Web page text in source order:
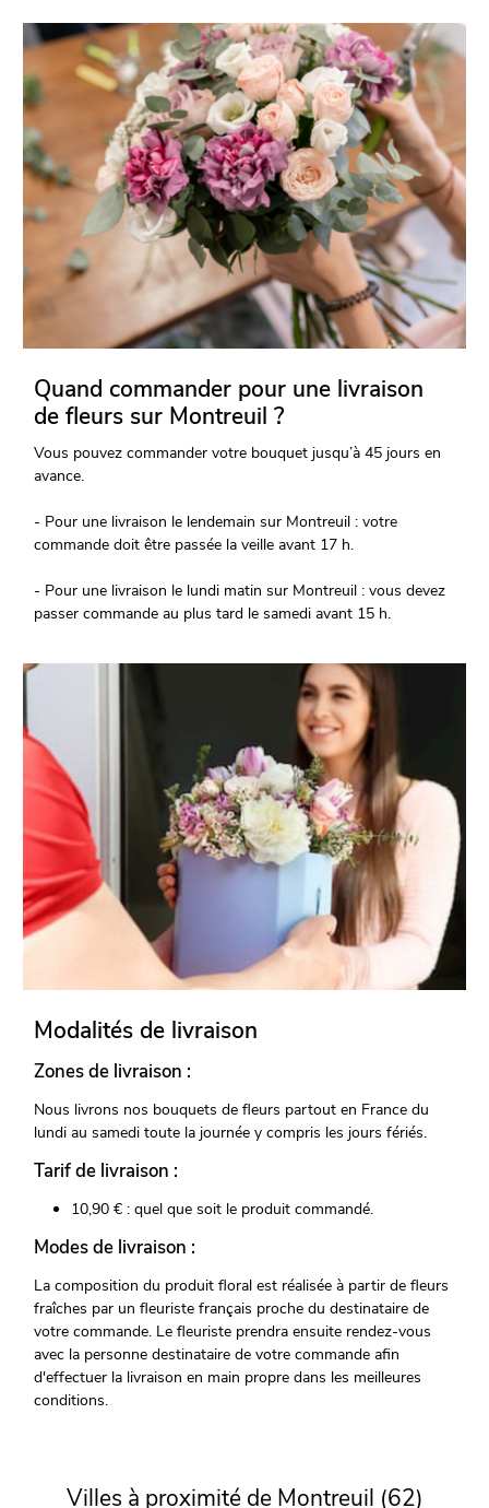
Quand commander pour une livraison
de fleurs sur Montreuil ?
Vous pouvez commander votre bouquet jusqu’à 45 jours en
avance.
- Pour une livraison le lendemain sur Montreuil : votre
commande doit être passée la veille avant 17 h.
- Pour une livraison le lundi matin sur Montreuil : vous devez
passer commande au plus tard le samedi avant 15 h.
Modalités de livraison
Zones de livraison :
Nous livrons nos bouquets de fleurs partout en France du
lundi au samedi toute la journée y compris les jours fériés.
Tarif de livraison :
10,90 € : quel que soit le produit commandé.
Modes de livraison :
La composition du produit floral est réalisée à partir de fleurs
fraîches par un fleuriste français proche du destinataire de
votre commande. Le fleuriste prendra ensuite rendez-vous
avec la personne destinataire de votre commande afin
d'effectuer la livraison en main propre dans les meilleures
conditions.
Villes à proximité de Montreuil (62)